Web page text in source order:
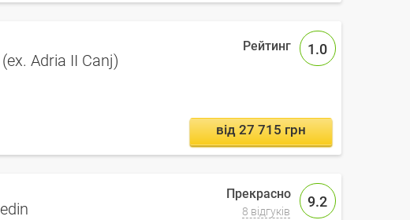
1.0
Adria II Canj)
від 27 715 грн
9.2
8 відгуків